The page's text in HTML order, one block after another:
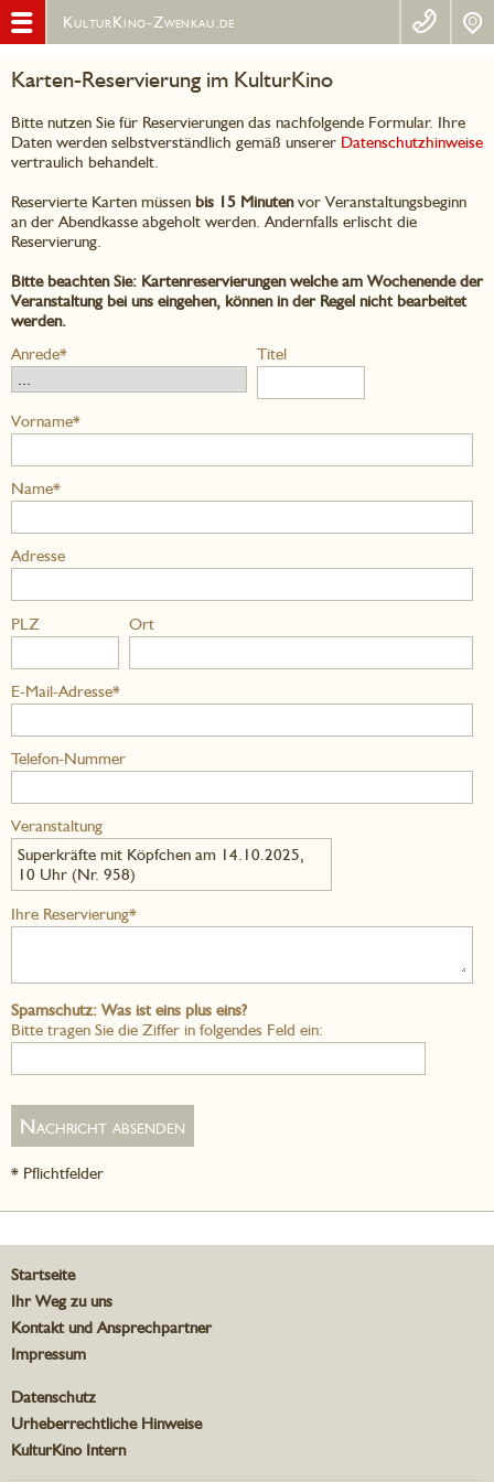
KulturKino-Zwenkau.de
Karten-Reservierung im KulturKino
Bitte nutzen Sie für Reservierungen das nachfolgende Formular. Ihre
Daten werden selbstverständlich gemäß unserer Datenschutzhinweise
vertraulich behandelt.
Reservierte Karten müssen bis 15 Minutenvor Veranstaltungsbeginn
an der Abendkasse abgeholt werden. Andernfalls erlischt die
Reservierung.
Bitte beachten Sie: Kartenreservierungen welche am Wochenende der
Veranstaltung bei uns eingehen, können in der Regel nicht bearbeitet
werden.
Anrede*
Titel
Vorname*
Name*
Adresse
PLZ Ort
E-Mail-Adresse*
Telefon-Nummer
Veranstaltung
Superkräfte mit Köpfchen am 14.10.2025,
10 Uhr (Nr. 958)
Ihre Reservierung*
Spamschutz: Was ist eins plus eins?
Bitte tragen Sie die Ziffer in folgendes Feld ein:
* Pflichtfelder
Startseite
Ihr Weg zu uns
Kontakt und Ansprechpartner
Impressum
Datenschutz
Urheberrechtliche Hinweise
KulturKino Intern